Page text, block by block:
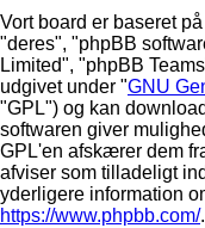
Vort board er baseret
"deres", "phpBB
Limited", "phpBB
udgivet under "GNU
"GPL") og kan
softwaren giver
GPL'en afskærer dem
afviser som tilladeligt
yderligere information
https://www.phpbb.com/.